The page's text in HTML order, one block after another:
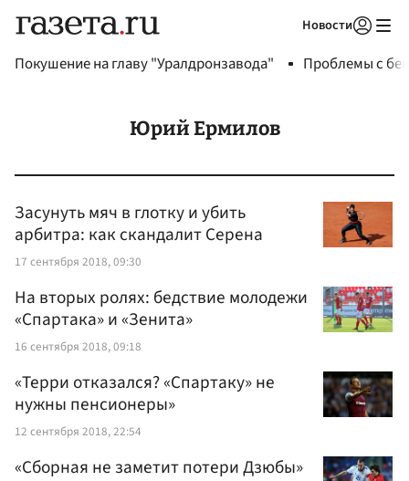
Новости
Покушение на главу "Уралдронзавода" Проблемы с
Юрий Ермилов
Засунуть мяч в глотку и убить
арбитра: как скандалит Серена
17 сентября 2018, 09:30
На вторых ролях: бедствие молодежи
«Спартака» и «Зенита»
16 сентября 2018, 09:18
«Терри отказался? «Спартаку» не
нужны пенсионеры»
12 сентября 2018, 22:54
«Сборная не заметит потери Дзюбы»